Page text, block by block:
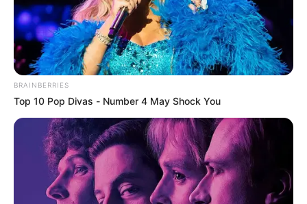
LA MOJANA
La ensalada campesina de
de la región de la Mojana
CLAN DEL GOLFO
Capturan a alias Sierpano,
presunto cabecilla del Clan
BRAINBERRIES
Top 10 Pop Divas - Number 4 May Shock You